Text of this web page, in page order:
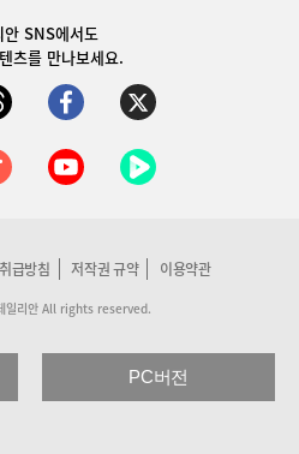
안 SNS에서도
츠를 만나보세요.
급방침 저작권 규약 이용약관
리안 All rights reserved.
PC버전